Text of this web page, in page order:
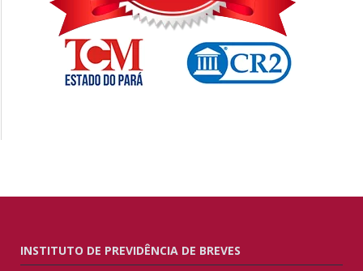
INSTITUTO DE PREVIDÊNCIA DE BREVES